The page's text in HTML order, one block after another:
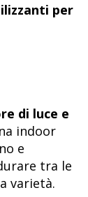
per
di luce e
indoor
e
tra le
varietà.